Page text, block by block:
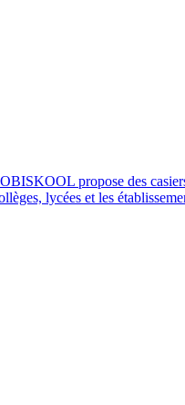
propose des
lycées et les